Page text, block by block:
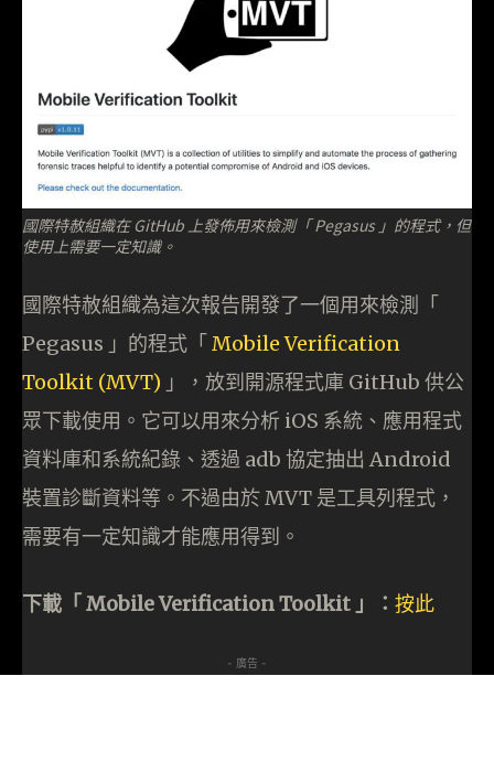
國際特赦組織在 GitHub 上發佈用來檢測「 Pegasus 」的程式，但
使用上需要一定知識。
國際特赦組織為這次報告開發了一個用來檢測「
Pegasus 」的程式「 Mobile Verification
Toolkit (MVT) 」，放到開源程式庫 GitHub 供公
眾下載使用。它可以用來分析 iOS 系統、應用程式
資料庫和系統紀錄、透過 adb 協定抽出 Android
裝置診斷資料等。不過由於 MVT 是工具列程式，
需要有一定知識才能應用得到。
下載「 Mobile Verification Toolkit 」： 按此
- 廣告 -